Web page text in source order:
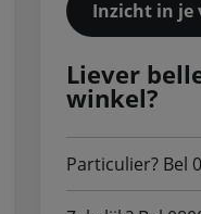
Inzicht in je
Liever
winkel?
Particulier? Bel